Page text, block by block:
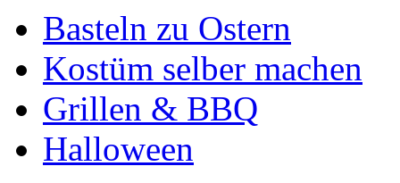
Basteln zu Ostern
Kostüm selber machen
Grillen & BBQ
Halloween